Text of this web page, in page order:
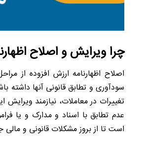
چرا ویرایش و اصلاح
اصلاح اظهارنامه ارزش افزوده از
سودآوری و تطابق قانونی آنها داشته
تغییرات در معاملات، نیازمند
عدم تطابق با اسناد و مدارک و یا
است تا از بروز مشکلات قانونی و مالی